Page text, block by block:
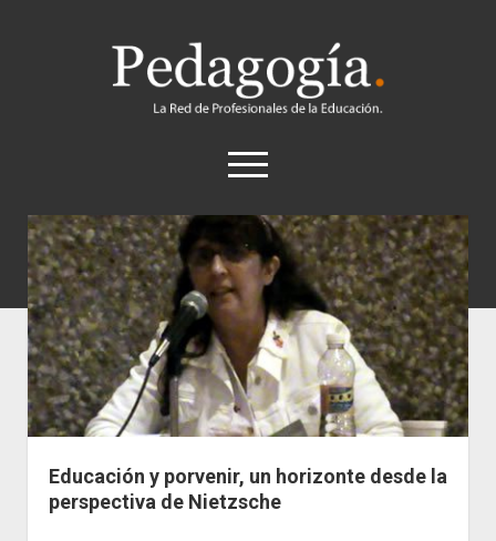
Pedagogía
abrir
el
twitter
Historia
Concepto
Entrevistas
Destacados
Biografías
General
Educación y porvenir, un horizonte desde la
perspectiva de Nietzsche